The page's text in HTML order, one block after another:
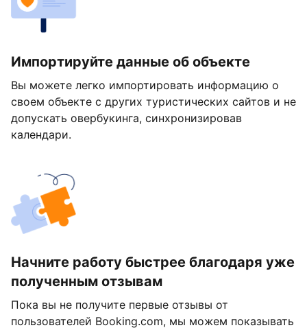
Импортируйте данные об объекте
Вы можете легко импортировать информацию о
своем объекте с других туристических сайтов и не
допускать овербукинга, синхронизировав
календари.
Начните работу быстрее благодаря уже
полученным отзывам
Пока вы не получите первые отзывы от
пользователей Booking.com, мы можем показывать